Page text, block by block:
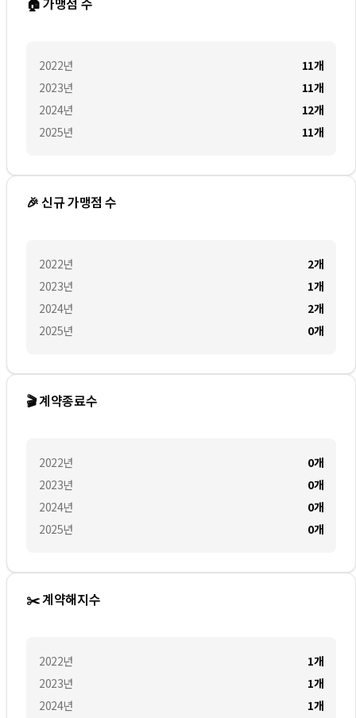
2022년
2023년
2024년
2025년
11개
11개
12개
11개
🎉 신규 가맹점 수
2022년
2023년
2024년
2025년
2개
1개
2개
0개
🎬 계약종료수
2022년
2023년
2024년
2025년
0개
0개
0개
0개
✂️ 계약해지수
2022년
2023년
2024년
1개
1개
1개